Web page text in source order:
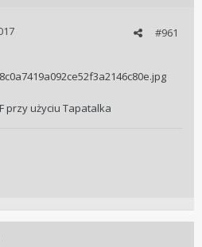
#961
przy użyciu Tapatalka